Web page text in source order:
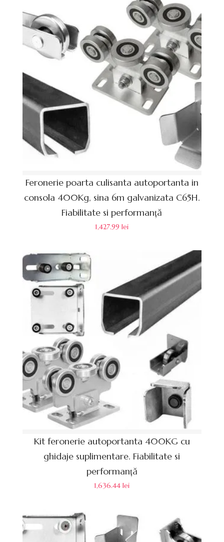
Feronerie poarta culisanta autoportanta in
consola 400Kg, sina 6m galvanizata C65H.
Fiabilitate si performanță
1,427.99lei
Kit feronerie autoportanta 400KG cu
ghidaje suplimentare. Fiabilitate si
performanță
1,636.44lei